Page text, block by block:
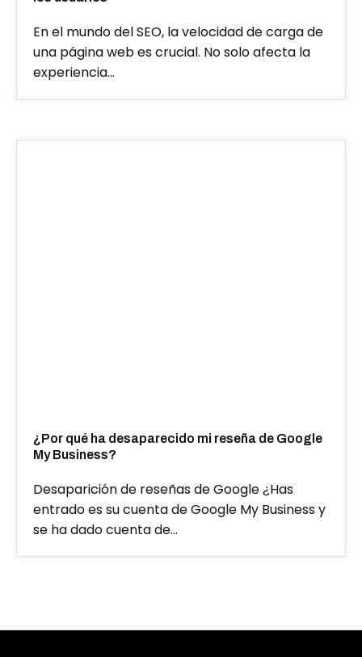
En el mundo del SEO, la velocidad de carga de
una página web es crucial. No solo afecta la
experiencia…
¿Por qué ha desaparecido mi reseña de Google
My Business?
Desaparición de reseñas de Google ¿Has
entrado es su cuenta de Google My Business y
se ha dado cuenta de…